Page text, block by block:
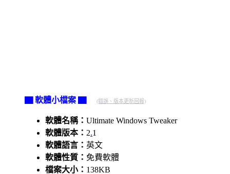
▇ 軟體小檔案 ▇ (錯誤、版本更新回報)
軟體名稱： Ultimate Windows Tweaker
軟體版本： 2.1
軟體語言： 英文
軟體性質： 免費軟體
檔案大小： 138KB